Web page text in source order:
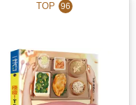
TOP 96